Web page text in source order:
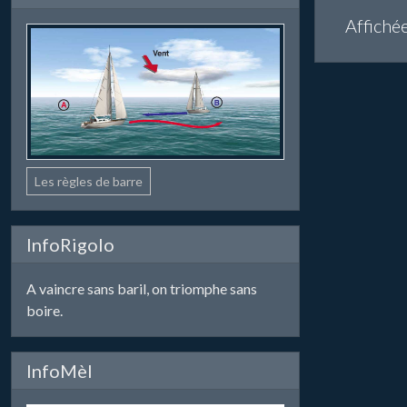
Les règles de barre
InfoRigolo
A vaincre sans baril, on triomphe sans
boire.
InfoMèl